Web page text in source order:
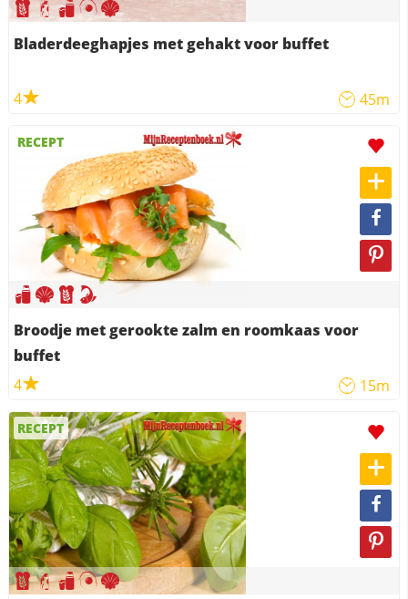
Bladerdeeghapjes met gehakt voor buffet
4 45m
RECEPT
Broodje met gerookte zalm en roomkaas voor
buffet
4
15m
RECEPT